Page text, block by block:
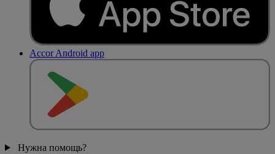
Accor Android app
Нужна помощь?